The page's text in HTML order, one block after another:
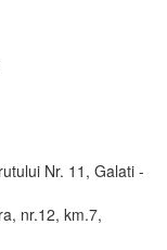
Nr. 11, Galati -
nr.12, km.7,